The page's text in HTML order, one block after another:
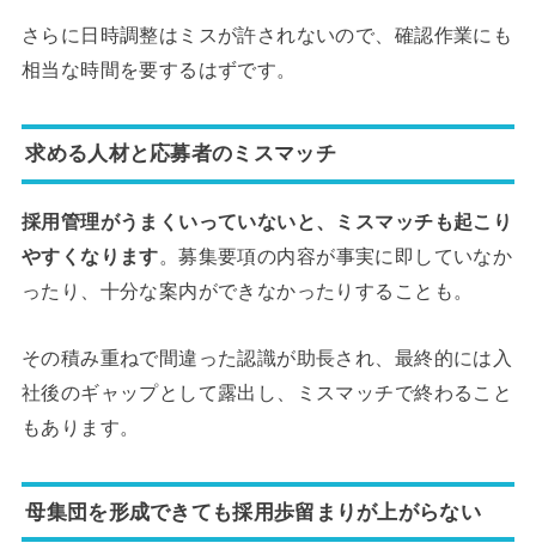
さらに日時調整はミスが許されないので、確認作業にも
相当な時間を要するはずです。
求める人材と応募者のミスマッチ
採用管理がうまくいっていないと、ミスマッチも起こり
やすくなります。募集要項の内容が事実に即していなか
ったり、十分な案内ができなかったりすることも。
その積み重ねで間違った認識が助長され、最終的には入
社後のギャップとして露出し、ミスマッチで終わること
もあります。
母集団を形成できても採用歩留まりが上がらない